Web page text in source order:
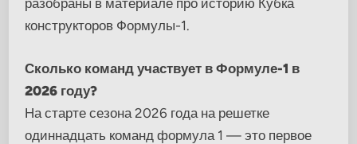
разобраны в материале про историю Кубка
конструкторов Формулы-1.
Сколько команд участвует в Формуле-1 в
2026 году?
На старте сезона 2026 года на решетке
одиннадцать команд формула 1 — это первое